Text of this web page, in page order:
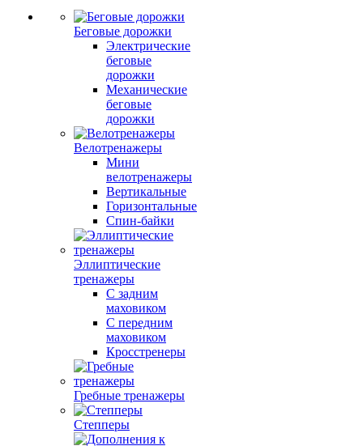
Беговые дорожки
Электрические
беговые
дорожки
Механические
беговые
дорожки
Велотренажеры
Мини
велотренажеры
Вертикальные
Горизонтальные
Спин-байки
Эллиптические
тренажеры
С задним
маховиком
С передним
маховиком
Кросстренеры
Гребные тренажеры
Степперы